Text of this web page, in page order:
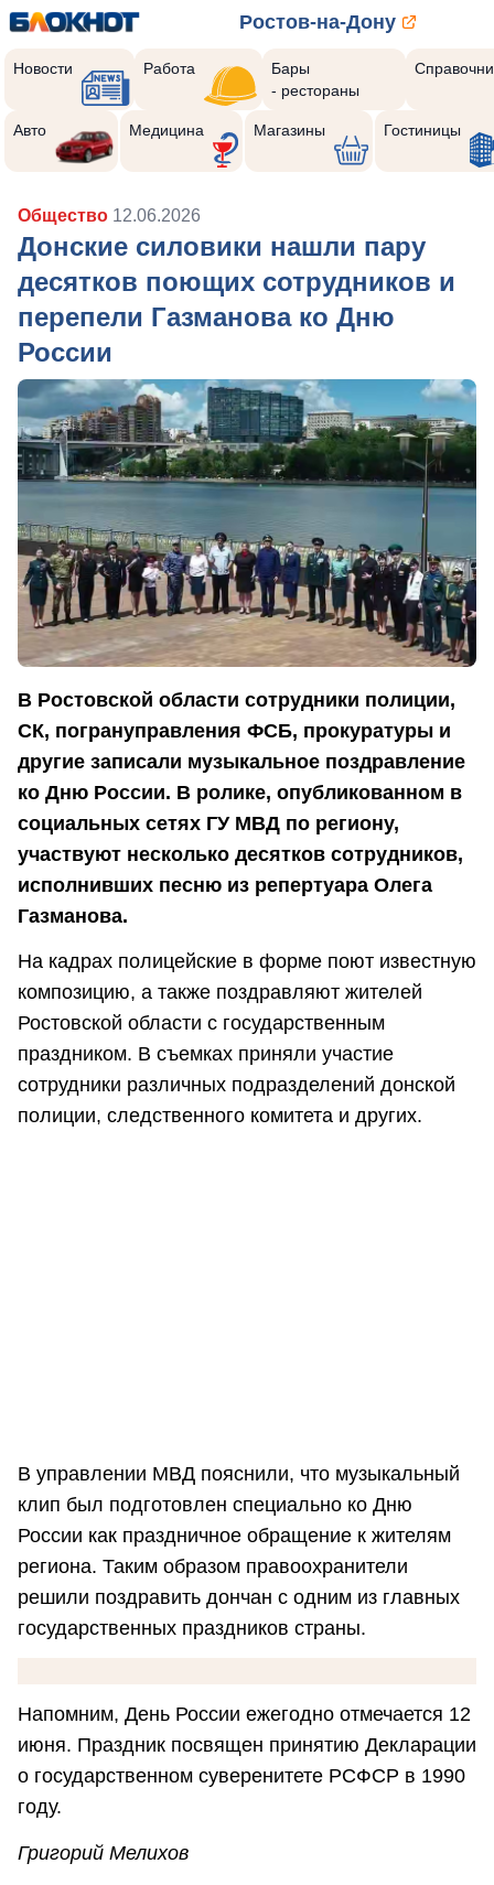
Ростов-на-Дону
Новости Работа
Бары
- рестораны
Авто Медицина Магазины Гостиницы
Общество 12.06.2026
Донские силовики нашли пару
десятков поющих сотрудников и
перепели Газманова ко Дню
России
В Ростовской области сотрудники полиции,
СК, погрануправления ФСБ, прокуратуры и
другие записали музыкальное поздравление
ко Дню России. В ролике, опубликованном в
социальных сетях ГУ МВД по региону,
участвуют несколько десятков сотрудников,
исполнивших песню из репертуара Олега
Газманова.
На кадрах полицейские в форме поют известную
композицию, а также поздравляют жителей
Ростовской области с государственным
праздником. В съемках приняли участие
сотрудники различных подразделений донской
полиции, следственного комитета и других.
В управлении МВД пояснили, что музыкальный
клип был подготовлен специально ко Дню
России как праздничное обращение к жителям
региона. Таким образом правоохранители
решили поздравить дончан с одним из главных
государственных праздников страны.
Напомним, День России ежегодно отмечается 12
июня. Праздник посвящен принятию Декларации
о государственном суверенитете РСФСР в 1990
году.
Григорий Мелихов